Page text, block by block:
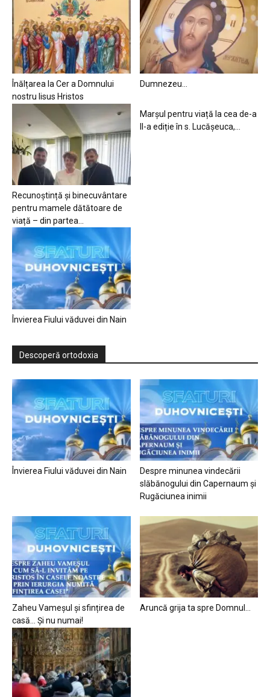
Înălțarea la Cer a Domnului
nostru Iisus Hristos
Dumnezeu…
Recunoștință și binecuvântare
pentru mamele dătătoare de
viață – din partea...
Marșul pentru viață la cea de-a
II-a ediție în s. Lucășeuca,...
Învierea Fiului văduvei din Nain
Descoperă ortodoxia
Învierea Fiului văduvei din Nain
Despre minunea vindecării
slăbănogului din Capernaum și
Rugăciunea inimii
Zaheu Vameșul și sfințirea de
casă… Și nu numai!
Aruncă grija ta spre Domnul…